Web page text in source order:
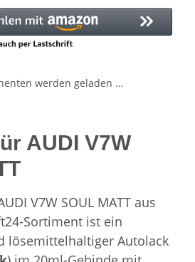
werden geladen ...
AUDI V7W
V7W SOUL MATT aus
Sortiment ist ein
lösemittelhaltiger Autolack